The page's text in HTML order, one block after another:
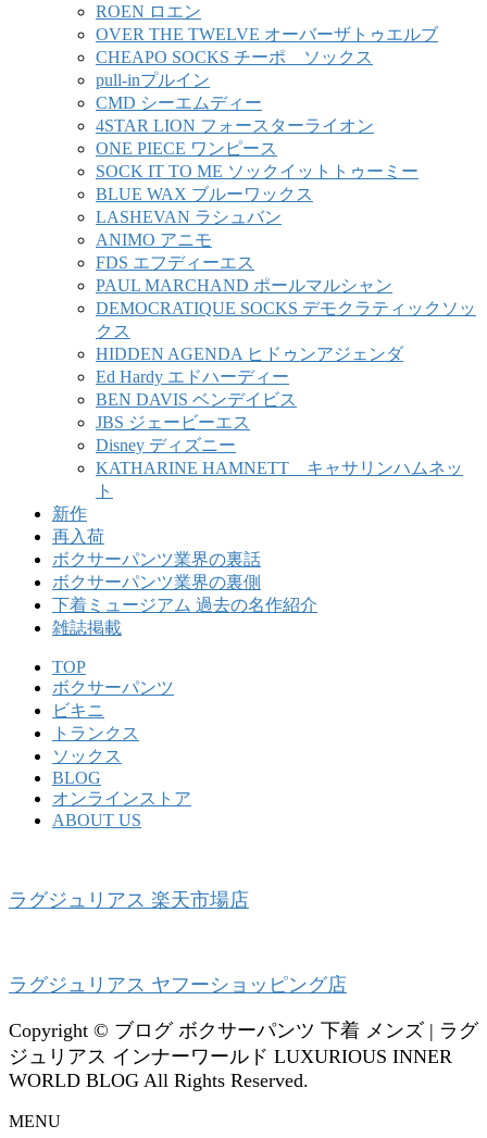
ROEN ロエン
OVER THE TWELVE オーバーザトゥエルブ
CHEAPO SOCKS チーポ ソックス
pull-inプルイン
CMD シーエムディー
4STAR LION フォースターライオン
ONE PIECE ワンピース
SOCK IT TO ME ソックイットトゥーミー
BLUE WAX ブルーワックス
LASHEVAN ラシュバン
ANIMO アニモ
FDS エフディーエス
PAUL MARCHAND ポールマルシャン
DEMOCRATIQUE SOCKS デモクラティックソッ
クス
HIDDEN AGENDA ヒドゥンアジェンダ
Ed Hardy エドハーディー
BEN DAVIS ベンデイビス
JBS ジェービーエス
Disney ディズニー
KATHARINE HAMNETT キャサリンハムネッ
ト
新作
再入荷
ボクサーパンツ業界の裏話
ボクサーパンツ業界の裏側
下着ミュージアム 過去の名作紹介
雑誌掲載
TOP
ボクサーパンツ
ビキニ
トランクス
ソックス
BLOG
オンラインストア
ABOUT US
ラグジュリアス 楽天市場店
ラグジュリアス ヤフーショッピング店
Copyright © ブログ ボクサーパンツ 下着 メンズ | ラグ
ジュリアス インナーワールド LUXURIOUS INNER
WORLD BLOG All Rights Reserved.
MENU